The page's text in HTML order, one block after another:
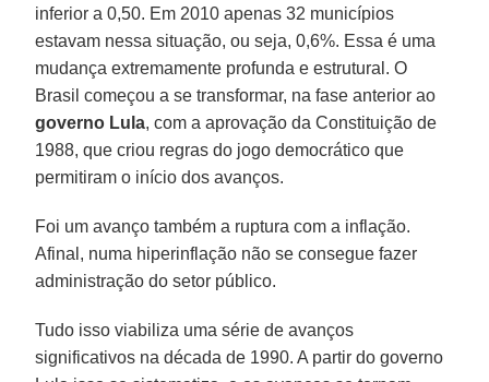
inferior a 0,50. Em 2010 apenas 32 municípios
estavam nessa situação, ou seja, 0,6%. Essa é uma
mudança extremamente profunda e estrutural. O
Brasil começou a se transformar, na fase anterior ao
governo Lula, com a aprovação da Constituição de
1988, que criou regras do jogo democrático que
permitiram o início dos avanços.
Foi um avanço também a ruptura com a inflação.
Afinal, numa hiperinflação não se consegue fazer
administração do setor público.
Tudo isso viabiliza uma série de avanços
significativos na década de 1990. A partir do governo